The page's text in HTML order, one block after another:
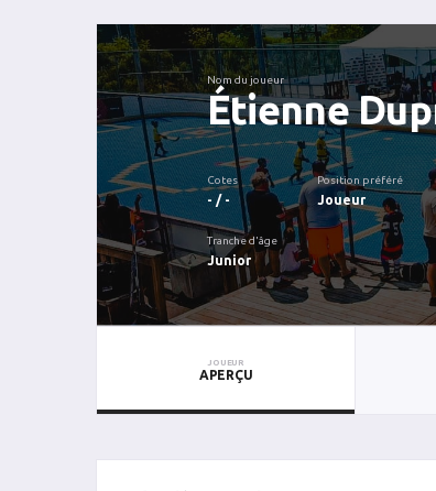
Nom du joueur
Étienne
Cotes
- / -
Position préféré
Joueur
Tranche d'âge
Junior
JOUEUR
APERÇU